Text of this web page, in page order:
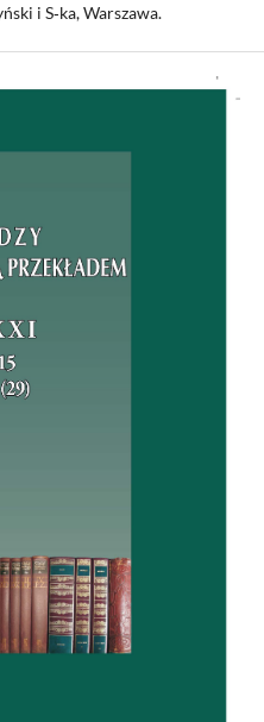
i S‑ka, Warszawa.